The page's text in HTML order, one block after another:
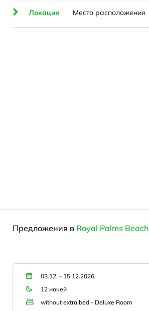
Локация Место расположения
Предложения в Royal Palms Beach
03.12. - 15.12.2026
12 ночей
without extra bed - Deluxe Room